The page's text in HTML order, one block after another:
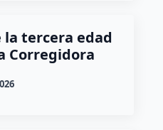
tercera edad
Corregidora